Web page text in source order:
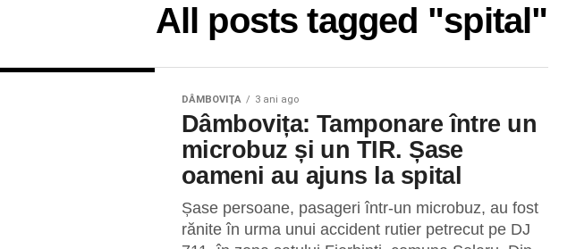
All posts tagged "spital"
DÂMBOVIŢA 3 ani ago
Dâmbovița: Tamponare între un
microbuz și un TIR. Șase
oameni au ajuns la spital
Șase persoane, pasageri într-un microbuz, au fost
rănite în urma unui accident rutier petrecut pe DJ